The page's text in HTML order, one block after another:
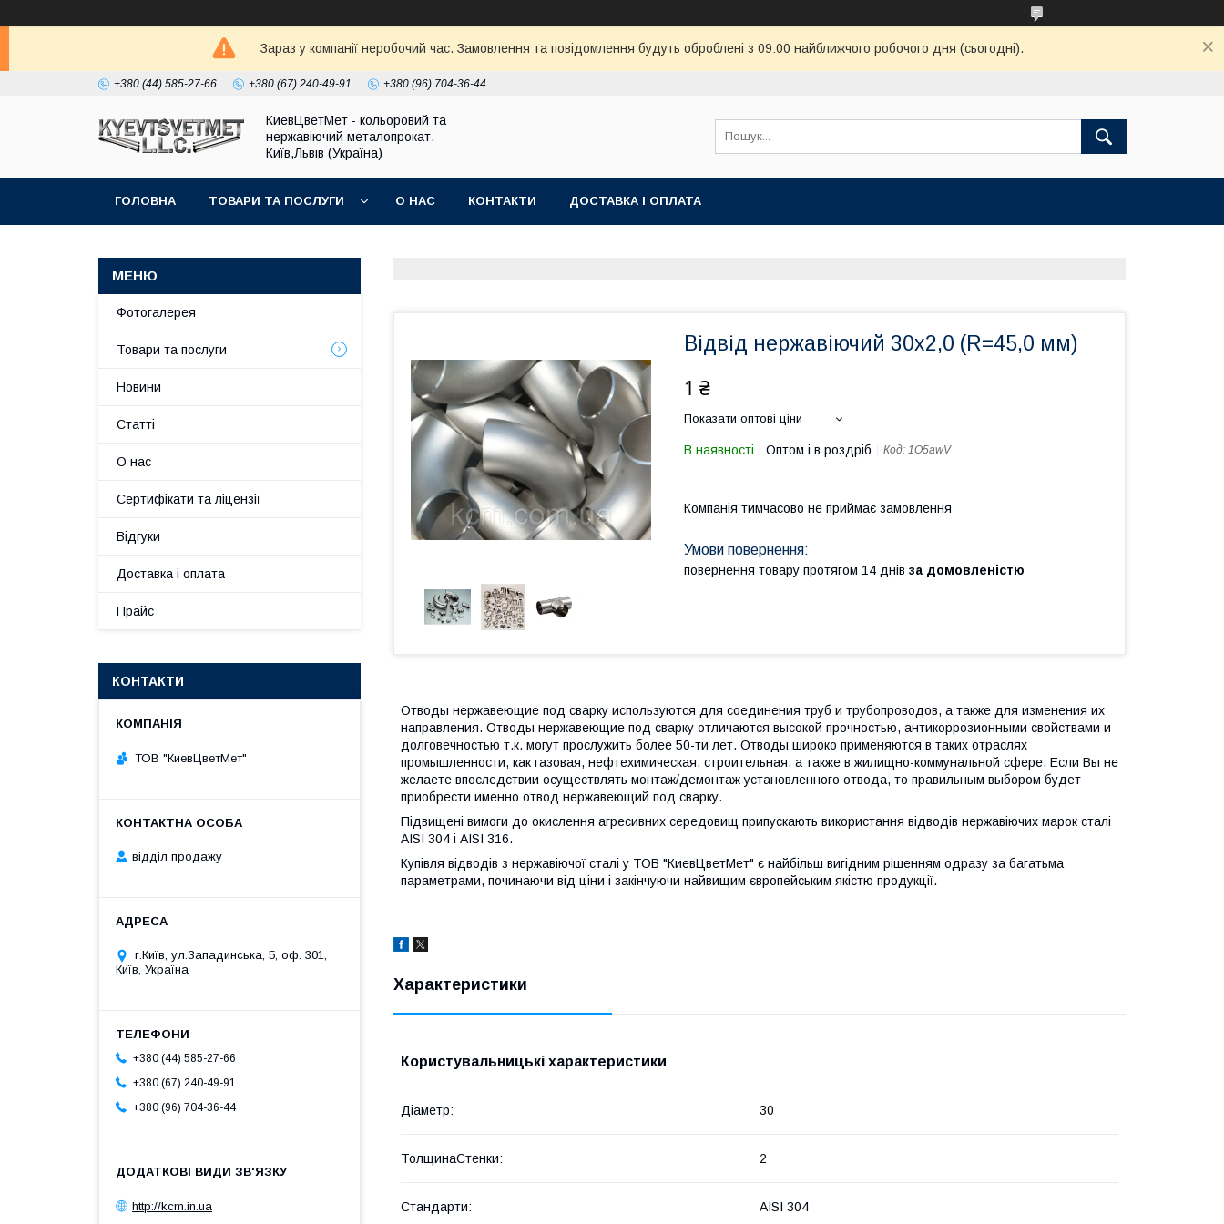
Зараз у компанії неробочий час. Замовлення та повідомлення будуть оброблені з 09:00 найближчого робочого дня (сьогодні).
+380 (44) 585-27-66 +380 (67) 240-49-91 +380 (96) 704-36-44
КиевЦветМет - кольоровий та
нержавіючий металопрокат.
Київ,Львів (Україна)
ГОЛОВНА ТОВАРИ ТА ПОСЛУГИ О НАС КОНТАКТИ ДОСТАВКА І ОПЛАТА
Відвід нержавіючий 30х2,0 (R=45,0 мм)
1 ₴
Показати оптові ціни
В наявності Оптом і в роздріб Код: 1O5awV
Компанія тимчасово не приймає замовлення
повернення товару протягом 14 днів за домовленістю
Отводы нержавеющие под сварку используются для соединения труб и трубопроводов, а также для изменения их
направления. Отводы нержавеющие под сварку отличаются высокой прочностью, антикоррозионными свойствами и
долговечностью т.к. могут прослужить более 50-ти лет. Отводы широко применяются в таких отраслях
промышленности, как газовая, нефтехимическая, строительная, а также в жилищно-коммунальной сфере. Если Вы не
желаете впоследствии осуществлять монтаж/демонтаж установленного отвода, то правильным выбором будет
приобрести именно отвод нержавеющий под сварку.
Підвищені вимоги до окислення агресивних середовищ припускають використання відводів нержавіючих марок сталі
AISI 304 і AISI 316.
Купівля відводів з нержавіючої сталі у ТОВ "КиевЦветМет" є найбільш вигідним рішенням одразу за багатьма
параметрами, починаючи від ціни і закінчуючи найвищим європейським якістю продукції.
Характеристики
Користувальницькі характеристики
Діаметр: 30
ТолщинаСтенки: 2
Стандарти: AISI 304
Фотогалерея
Товари та послуги
Новини
Статті
О нас
Сертифікати та ліцензії
Відгуки
Доставка і оплата
Прайс
КОНТАКТИ
ТОВ "КиевЦветМет"
відділ продажу
г.Київ, ул.Западинська, 5, оф. 301,
Київ, Україна
+380 (44) 585-27-66
+380 (67) 240-49-91
+380 (96) 704-36-44
http://kcm.in.ua